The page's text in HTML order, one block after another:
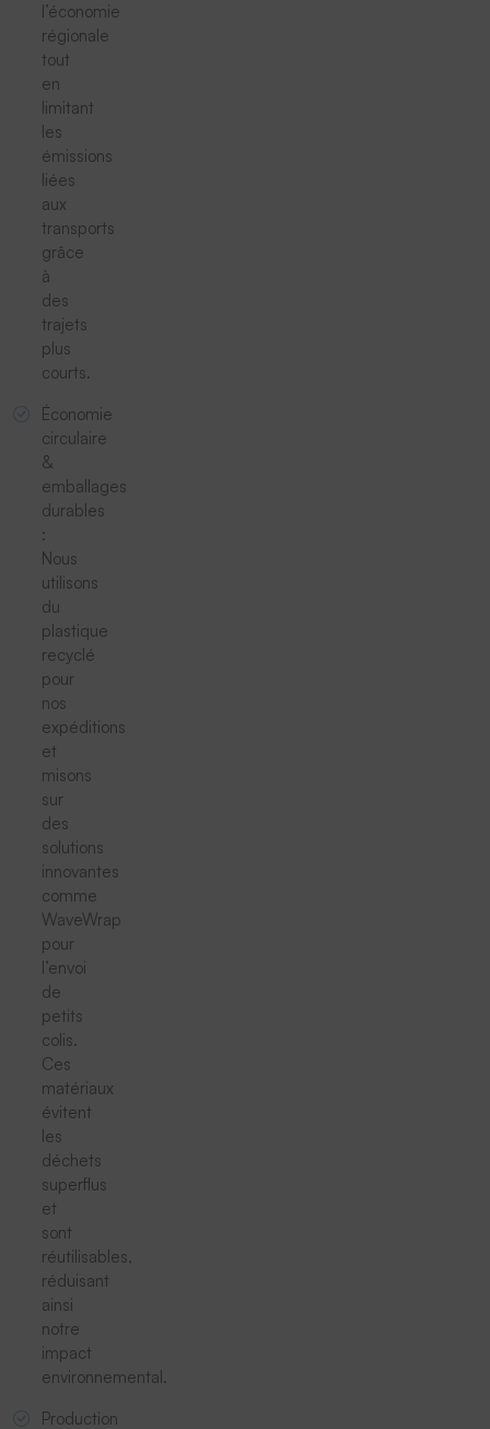
l’économie
régionale
tout
en
limitant
les
émissions
liées
aux
transports
grâce
à
des
trajets
plus
courts.
Économie
circulaire
&
emballages
durables
:
Nous
utilisons
du
plastique
recyclé
pour
nos
expéditions
et
misons
sur
des
solutions
innovantes
comme
WaveWrap
pour
l’envoi
de
petits
colis.
Ces
matériaux
évitent
les
déchets
superflus
et
sont
réutilisables,
réduisant
ainsi
notre
impact
environnemental.
Production